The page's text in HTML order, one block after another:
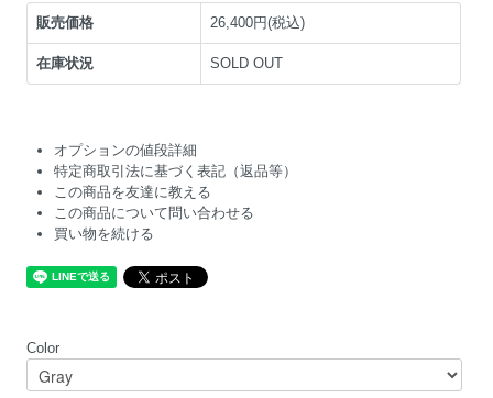
販売価格 26,400円(税込)
在庫状況 SOLD OUT
オプションの値段詳細
特定商取引法に基づく表記（返品等）
この商品を友達に教える
この商品について問い合わせる
買い物を続ける
Color